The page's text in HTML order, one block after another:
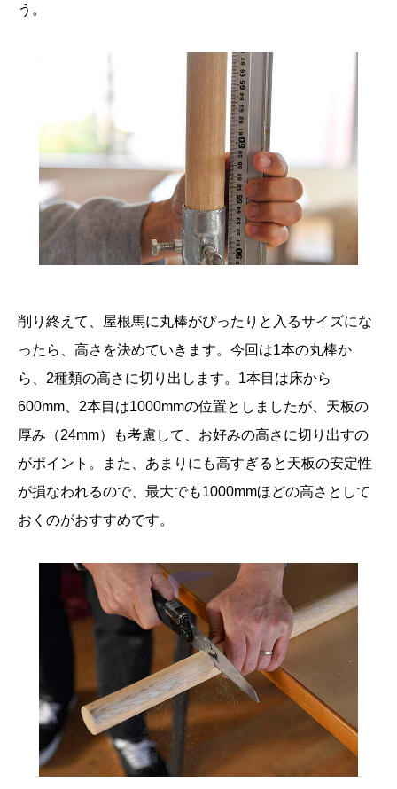
う。
削り終えて、屋根馬に丸棒がぴったりと入るサイズにな
ったら、高さを決めていきます。今回は1本の丸棒か
ら、2種類の高さに切り出します。1本目は床から
600mm、2本目は1000mmの位置としましたが、天板の
厚み（24mm）も考慮して、お好みの高さに切り出すの
がポイント。また、あまりにも高すぎると天板の安定性
が損なわれるので、最大でも1000mmほどの高さとして
おくのがおすすめです。